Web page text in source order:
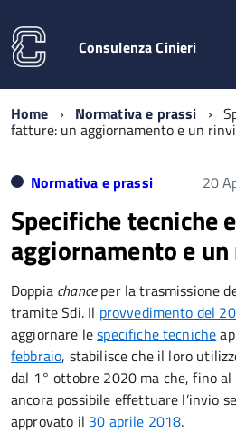
Consulenza Cinieri
Home Normativa e prassi
fatture: un aggiornamento e un
Normativa e prassi 20
Specifiche tecniche
aggiornamento e
Doppia chanceper la trasmissione
tramite Sdi. Il provvedimento del
aggiornare lespecifiche tecniche
febbraio, stabilisce che il loro
dal 1° ottobre 2020 ma che, fino
ancora possibile effettuare l’invio
approvato il 30 aprile 2018.